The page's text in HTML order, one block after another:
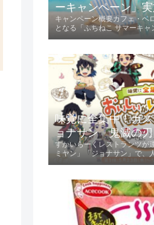
ーキャンペーン」
日～8月18日
キャンペーン概要カフェ・ベ
となる「ふちねこ サマーキ
ントされます。キャンペーン
味覚に全集中！ガ
ョナサン「鬼滅の
ー発売 2024年5月
日 第2弾
すかいらーくレストランツが
ミヤン」「ジョナサン」で、
し、特典としてオリジナルク